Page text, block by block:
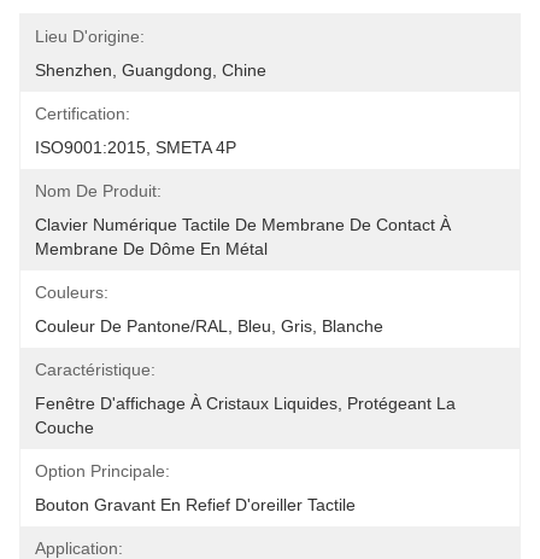
Lieu D'origine:
Shenzhen, Guangdong, Chine
Certification:
ISO9001:2015, SMETA 4P
Nom De Produit:
Clavier Numérique Tactile De Membrane De Contact À
Membrane De Dôme En Métal
Couleurs:
Couleur De Pantone/RAL, Bleu, Gris, Blanche
Caractéristique:
Fenêtre D'affichage À Cristaux Liquides, Protégeant La
Couche
Option Principale:
Bouton Gravant En Refief D'oreiller Tactile
Application: